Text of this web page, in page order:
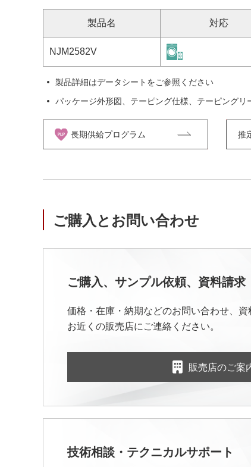
製品名 対応
NJM2582V
製品詳細はデータシートをご参照ください
パッケージ外形図、テーピング仕様、テーピング
長期供給プログラム 推
ご購入とお問い合わせ
ご購入、サンプル依頼、資料請求
価格・在庫・納期などのお問い合わせ、資
お近くの販売店にご連絡ください。
販売店のご案
技術相談・テクニカルサポート